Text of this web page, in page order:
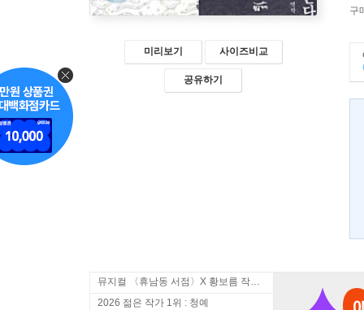
미리보기 사이즈비교
공유하기
구
뮤지컬 〈휴남동 서점〉X 황보름 작가 북토크
2026 젊은 작가 1위 : 청예